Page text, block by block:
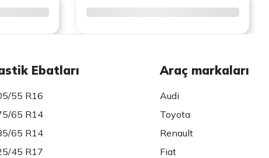
Ebatları
55 R16
65 R14
65 R14
45 R17
Araç markaları
Audi
Toyota
Renault
Fiat